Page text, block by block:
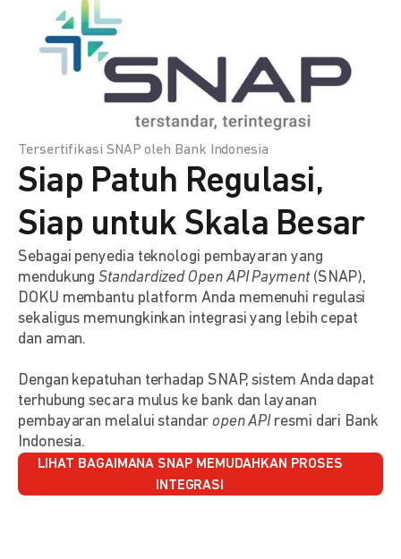
Tersertifikasi SNAP oleh Bank Indonesia
Siap Patuh Regulasi,
Siap untuk Skala Besar
Sebagai penyedia teknologi pembayaran yang
mendukungStandardized Open API Payment(SNAP),
DOKU membantu platform Anda memenuhi regulasi
sekaligus memungkinkan integrasi yang lebih cepat
dan aman.
Dengan kepatuhan terhadap SNAP, sistem Anda dapat
terhubung secara mulus ke bank dan layanan
pembayaran melalui standar open APIresmi dari Bank
Indonesia.
LIHAT BAGAIMANA SNAP MEMUDAHKAN PROSES
INTEGRASI